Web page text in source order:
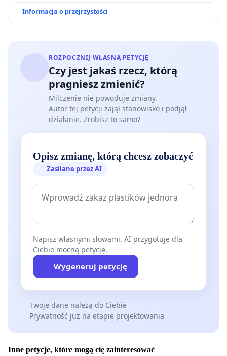
Informacja o przejrzystości
ROZPOCZNIJ WŁASNĄ PETYCJĘ
Czy jest jakaś rzecz, którą
pragniesz zmienić?
Milczenie nie powoduje zmiany.
Autor tej petycji zajął stanowisko i podjął
działanie. Zrobisz to samo?
Opisz zmianę, którą chcesz zobaczyć
Zasilane przez AI
Napisz własnymi słowami. AI przygotuje dla
Ciebie mocną petycję.
Wygeneruj petycję
Twoje dane należą do Ciebie
Prywatność już na etapie projektowania
Inne petycje, które mogą cię zainteresować